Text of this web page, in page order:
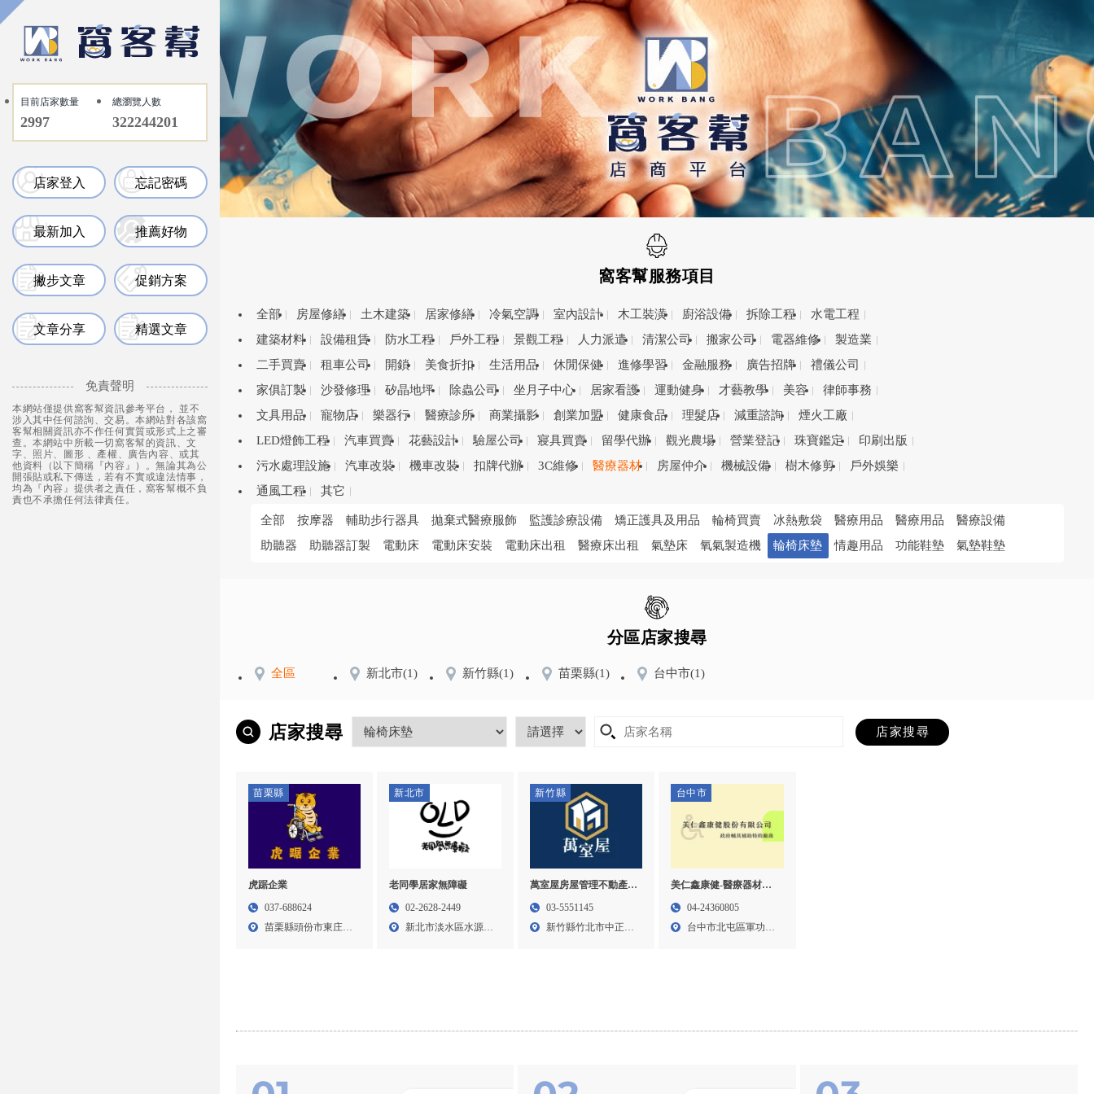
目前店家數量
2997
總瀏覽人數
322244201
店家登入 忘記密碼
最新加入 推薦好物
撇步文章 促銷方案
文章分享 精選文章
免責聲明
本網站僅提供窩客幫資訊參考平台， 並不
涉入其中任何諮詢、交易。本網站對各該窩
客幫相關資訊亦不作任何實質或形式上之審
查。本網站中所載一切窩客幫的資訊、文
字、照片、圖形 、產權、廣告內容、或其
他資料（以下簡稱『內容』）。無論其為公
開張貼或私下傳送，若有不實或違法情事，
均為『內容』提供者之責任，窩客幫概不負
責也不承擔任何法律責任。
窩客幫服務項目
全部 房屋修繕 土木建築 居家修繕 冷氣空調 室內設計 木工裝潢 廚浴設備 拆除工程
水電工程
建築材料
設備租賃 防水工程 戶外工程 景觀工程 人力派遣 清潔公司 搬家公司 電器維修
製造業
二手買賣
租車公司 開鎖 美食折扣 生活用品 休閒保健 進修學習 金融服務 廣告招牌
禮儀公司
家俱訂製
沙發修理 矽晶地坪 除蟲公司 坐月子中心 居家看護 運動健身 才藝教學 美容
律師事務
文具用品
寵物店 樂器行 醫療診所 商業攝影 創業加盟 健康食品 理髮店 減重諮詢
煙火工廠
LED燈飾工程
汽車買賣 花藝設計 驗屋公司 寢具買賣 留學代辦 觀光農場 營業登記 珠寶鑑定
印刷出版
污水處理設施
汽車改裝 機車改裝 扣牌代辦 3C維修 醫療器材 房屋仲介 機械設備 樹木修剪
戶外娛樂
通風工程
其它
全部 按摩器 輔助步行器具 拋棄式醫療服飾 監護診療設備 矯正護具及用品 輪椅買賣 冰熱敷袋 醫療用品 醫療用品
醫療設備
助聽器
助聽器訂製 電動床 電動床安裝 電動床出租 醫療床出租 氣墊床 氧氣製造機 輪椅床墊 情趣用品 功能鞋墊 氣墊鞋墊
分區店家搜尋
全區 新北市(1) 新竹縣(1) 苗栗縣(1) 台中市(1)
店家搜尋
苗栗縣
虎踞企業
037-688624
苗栗縣頭份市東庄里
新北市
老同學居家無障礙
02-2628-2449
新北市淡水區水源街
新竹縣
萬室屋房屋管理不動產有
限公司-包租代管,包租代
北包租代管公司,竹北租
03-5551145
新竹縣竹北市中正西
台中市
美仁鑫康健-醫療器材行,
輔具批發,醫療器材出租,
具批發
04-24360805
台中市北屯區軍功里